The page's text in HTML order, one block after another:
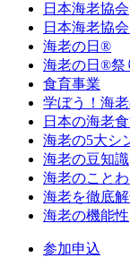
日本海老協会
日本海老協
海老の日®
海老の日®祭
食育事業
学ぼう！海
日本の海老
海老の5大シ
海老の豆知識
海老のこと
海老を徹底解
海老の機能性
参加申込